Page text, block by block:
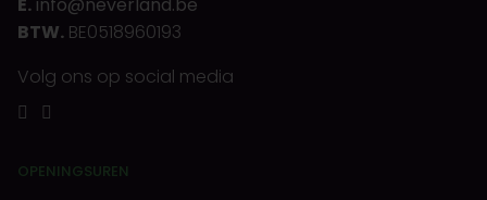
E. info@neverland.be
BTW. BE0518960193
Volg ons op social media
OPENINGSUREN